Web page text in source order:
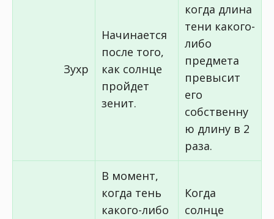
Зухр
Начинается
после того,
как солнце
пройдет
зенит.
когда длина
тени какого-
либо
предмета
превысит
его
собственну
ю длину в 2
раза.
В момент,
когда тень
какого-либо
Когда
солнце